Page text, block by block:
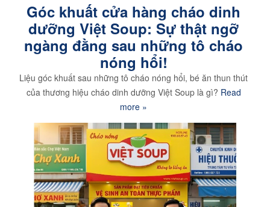
Góc khuất cửa hàng cháo dinh
dưỡng Việt Soup: Sự thật ngỡ
ngàng đằng sau những tô cháo
nóng hổi!
Liệu góc khuất sau những tô cháo nóng hổi, bé ăn thun thút
của thương hiệu cháo dinh dưỡng Việt Soup là gì? Read
more »